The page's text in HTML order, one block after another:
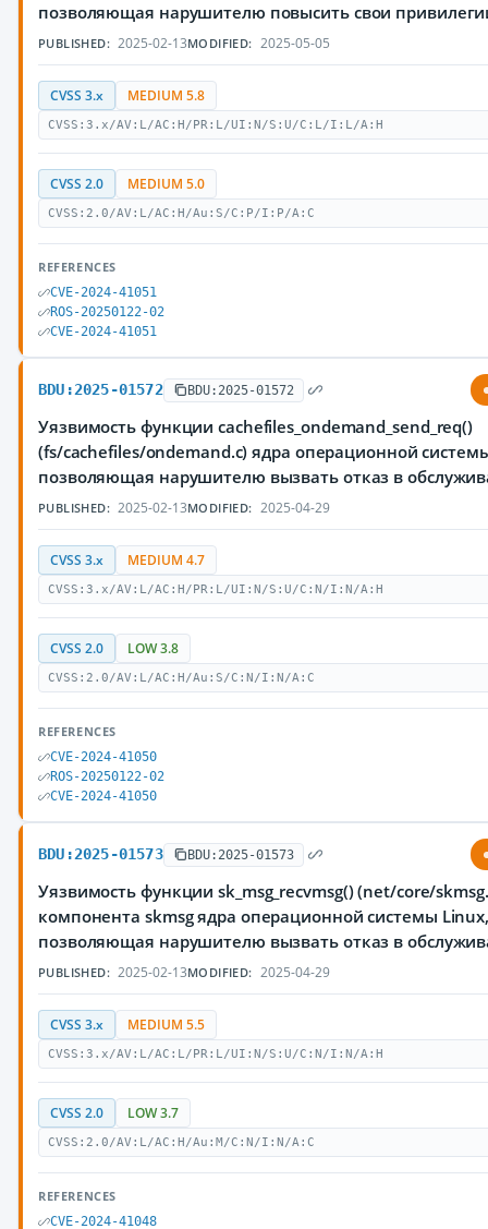
позволяющая нарушителю повысить свои
PUBLISHED: 2025-02-13MODIFIED: 2025-05-05
CVSS 3.x MEDIUM 5.8
CVSS:3.x/AV:L/AC:H/PR:L/UI:N/S:U/C:L/I:L/A:H
CVSS 2.0 MEDIUM 5.0
CVSS:2.0/AV:L/AC:H/Au:S/C:P/I:P/A:C
REFERENCES
CVE-2024-41051
ROS-20250122-02
CVE-2024-41051
BDU:2025-01572 BDU:2025-01572
Уязвимость функции cachefiles_ondemand_send_req()
(fs/cachefiles/ondemand.c) ядра операционной
позволяющая нарушителю вызвать отказ в
PUBLISHED: 2025-02-13MODIFIED: 2025-04-29
CVSS 3.x MEDIUM 4.7
CVSS:3.x/AV:L/AC:H/PR:L/UI:N/S:U/C:N/I:N/A:H
CVSS 2.0 LOW 3.8
CVSS:2.0/AV:L/AC:H/Au:S/C:N/I:N/A:C
REFERENCES
CVE-2024-41050
ROS-20250122-02
CVE-2024-41050
BDU:2025-01573 BDU:2025-01573
Уязвимость функции sk_msg_recvmsg() (net/core/
компонента skmsg ядра операционной системы
позволяющая нарушителю вызвать отказ в
PUBLISHED: 2025-02-13MODIFIED: 2025-04-29
CVSS 3.x MEDIUM 5.5
CVSS:3.x/AV:L/AC:L/PR:L/UI:N/S:U/C:N/I:N/A:H
CVSS 2.0 LOW 3.7
CVSS:2.0/AV:L/AC:H/Au:M/C:N/I:N/A:C
REFERENCES
CVE-2024-41048